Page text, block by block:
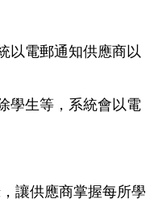
以電郵通知供應商以
學生等，系統會以電
讓供應商掌握每所學